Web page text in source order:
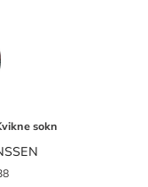
sokn